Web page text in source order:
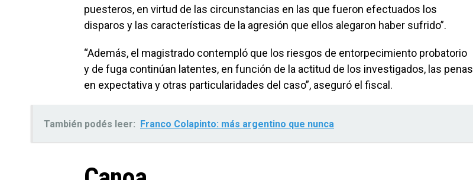
puesteros, en virtud de las circunstancias en las que fueron efectuados los
disparos y las características de la agresión que ellos alegaron haber sufrido”.
“Además, el magistrado contempló que los riesgos de entorpecimiento probatorio
y de fuga continúan latentes, en función de la actitud de los investigados, las penas
en expectativa y otras particularidades del caso”, aseguró el fiscal.
También podés leer: Franco Colapinto: más argentino que nunca